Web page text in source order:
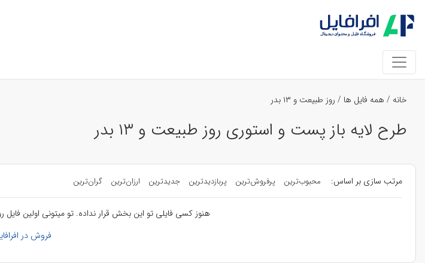
خانه / همه فایل ها / روز طبیعت و ۱۳ بدر
طرح لایه باز پست و استوری روز طبیعت و ۱۳ بدر
مرتب سازی بر اساس: محبوب‌ترین پرفروش‌ترین پربازدیدترین جدیدترین ارزان‌ترین گران‌ترین
هنوز کسی فایلی تو این بخش قرار نداده. تو میتونی اولین
فروش در